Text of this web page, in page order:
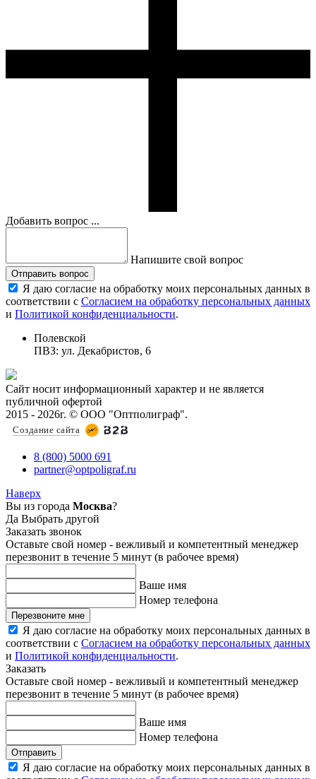
Добавить вопрос ...
Напишите свой вопрос
Отправить вопрос
Я даю согласие на обработку моих персональных данных в
соответствии с Согласием на обработку персональных данных
и Политикой конфиденциальности.
Полевской
ПВЗ: ул. Декабристов, 6
Сайт носит информационный характер и не является
публичной офертой
2015 - 2026г. © ООО "Оптполиграф".
Создание сайта
8 (800) 5000 691
partner@optpoligraf.ru
Наверх
Вы из города Москва?
Да Выбрать другой
Заказать звонок
Оставьте свой номер - вежливый и компетентный менеджер
перезвонит в течение 5 минут (в рабочее время)
Ваше имя
Номер телефона
Перезвоните мне
Я даю согласие на обработку моих персональных данных в
соответствии с Согласием на обработку персональных данных
и Политикой конфиденциальности.
Заказать
Оставьте свой номер - вежливый и компетентный менеджер
перезвонит в течение 5 минут (в рабочее время)
Ваше имя
Номер телефона
Отправить
Я даю согласие на обработку моих персональных данных в